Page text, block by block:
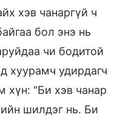
хэв чанаргүй ч
бол энэ нь
чи бодитой
хуурамч удирдагч
хүн: "Би хэв чанар
шилдэг нь. Би